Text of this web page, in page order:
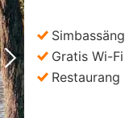
Nästa bild
Simbassäng
Gratis Wi-Fi
Restaurang